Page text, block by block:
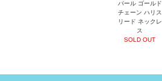
パール ゴールド
チェーン ハリス
リード ネックレ
ス
SOLD OUT